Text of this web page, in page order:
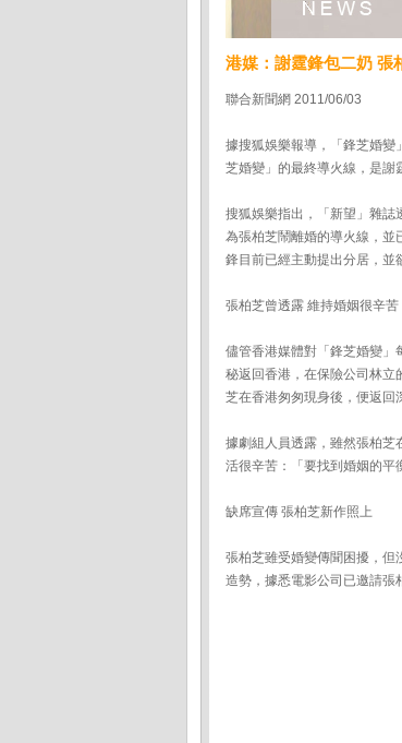
港媒：謝霆鋒包二奶 張
聯合新聞網 2011/06/03
據搜狐娛樂報導，「鋒芝婚變
芝婚變」的最終導火線，是謝
搜狐娛樂指出，「新望」雜誌
為張柏芝鬧離婚的導火線，並
鋒目前已經主動提出分居，並
張柏芝曾透露 維持婚姻很辛苦
儘管香港媒體對「鋒芝婚變」
秘返回香港，在保險公司林立
芝在香港匆匆現身後，便返回
據劇組人員透露，雖然張柏芝
活很辛苦：「要找到婚姻的平
缺席宣傳 張柏芝新作照上
張柏芝雖受婚變傳聞困擾，但
造勢，據悉電影公司已邀請張